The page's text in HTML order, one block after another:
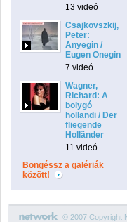
13 videó
Csajkovszkij,
Peter:
Anyegin /
Eugen Onegin
7 videó
Wagner,
Richard: A
bolygó
hollandi / Der
fliegende
Holländer
11 videó
Böngéssz a galériák
között!
© 2007 Copyright